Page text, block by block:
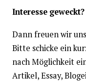
Interesse geweckt?
Dann freuen wir
Bitte schicke ein
nach Möglichkeit
Artikel, Essay,